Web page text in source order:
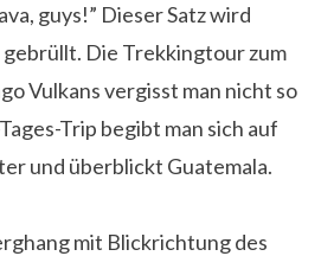
guys!” Dieser Satz wird
gebrüllt. Die Trekkingtour zum
Vulkans vergisst man nicht so
Trip begibt man sich auf
und überblickt Guatemala.
mit Blickrichtung des